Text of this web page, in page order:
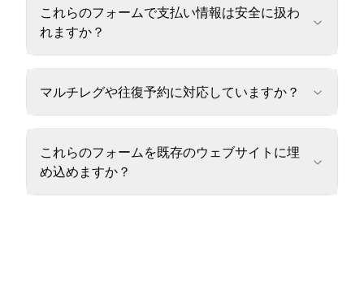
これらのフォームで支払い情報は安全に扱わ
れますか？
マルチレグや往復予約に対応していますか？
これらのフォームを既存のウェブサイトに埋
め込めますか？